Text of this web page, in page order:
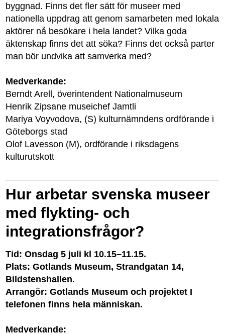
byggnad. Finns det fler sätt för museer med
nationella uppdrag att genom samarbeten med lokala
aktörer nå besökare i hela landet? Vilka goda
äktenskap finns det att söka? Finns det också parter
man bör undvika att samverka med?
Medverkande:
Berndt Arell, överintendent Nationalmuseum
Henrik Zipsane museichef Jamtli
Mariya Voyvodova, (S) kulturnämndens ordförande i
Göteborgs stad
Olof Lavesson (M), ordförande i riksdagens
kulturutskott
Hur arbetar svenska museer
med flykting- och
integrationsfrågor?
Tid: Onsdag 5 juli kl 10.15–11.15.
Plats: Gotlands Museum, Strandgatan 14,
Bildstenshallen.
Arrangör: Gotlands Museum och projektet I
telefonen finns hela människan.
Medverkande: